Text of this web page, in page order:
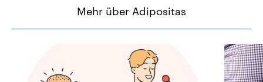
Mehr über Adipositas